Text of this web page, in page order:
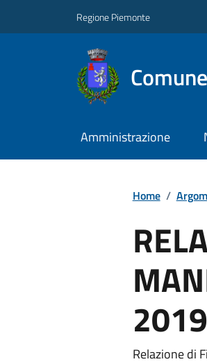
Regione Piemonte
Amministrazione
Home /
Relazione di